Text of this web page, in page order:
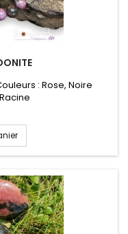
: Rose, Noire